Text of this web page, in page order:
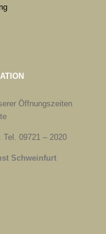
Öffnungszeiten
09721 – 2020
Schweinfurt